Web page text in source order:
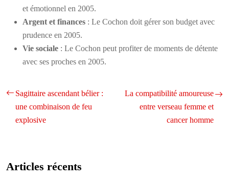
et émotionnel en 2005.
Argent et finances : Le Cochon doit gérer son budget avec
prudence en 2005.
Vie sociale : Le Cochon peut profiter de moments de détente
avec ses proches en 2005.
Sagittaire ascendant bélier :
une combinaison de feu
explosive
La compatibilité amoureuse
entre verseau femme et
cancer homme
Articles récents